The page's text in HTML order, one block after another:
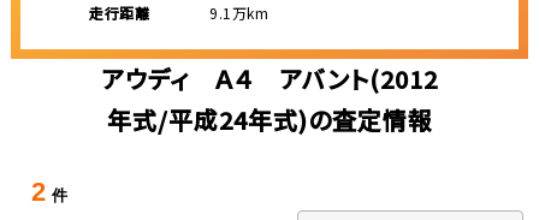
走行距離
9.1万km
アウディ Ａ４ アバント(2012
年式/平成24年式)の査定情報
2 件